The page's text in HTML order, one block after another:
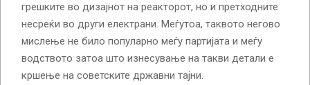
грешките во дизајнот на реакторот, но и претходните
несреќи во други електрани. Меѓутоа, таквото негово
мислење не било популарно меѓу партијата и меѓу
водството затоа што изнесување на такви детали е
кршење на советските државни тајни.